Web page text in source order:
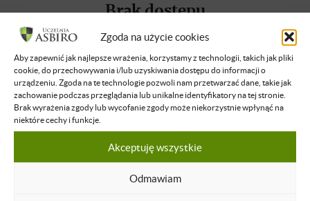
Zgoda na użycie cookies
Aby zapewnić jak najlepsze wrażenia, korzystamy z technologii, takich jak pliki
cookie, do przechowywania i/lub uzyskiwania dostępu do informacji o
urządzeniu. Zgoda na te technologie pozwoli nam przetwarzać dane, takie jak
zachowanie podczas przeglądania lub unikalne identyfikatory na tej stronie.
Brak wyrażenia zgody lub wycofanie zgody może niekorzystnie wpłynąć na
niektóre cechy i funkcje.
Akceptuję wszystkie
Odmawiam
Brak dostępu
Nie masz dostępu do tej podstrony.
Zaloguj się
O WYKŁADOWCY
Angelika M. Talaga
edukacji alternatywnej i rozwoju